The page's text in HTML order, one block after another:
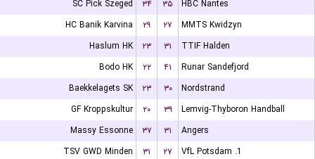
SC Pick Szeged
۳۴ ۳۵
HBC Nantes
HC Banik Karvina
۲۹ ۲۷
MMTS Kwidzyn
Haslum HK
۲۳ ۳۱
TTIF Halden
Bodo HK
۲۲ ۴۱
Runar Sandefjord
Baekkelagets SK
۲۳ ۳۰
Nordstrand
GF Kroppskultur
۲۰ ۳۹
Lemvig-Thyboron Handball
Massy Essonne
۳۷ ۳۱
Angers
TSV GWD Minden
۳۱ ۲۷
1. VfL Potsdam